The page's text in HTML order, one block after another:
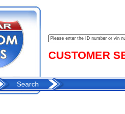
CUSTOMER
Search